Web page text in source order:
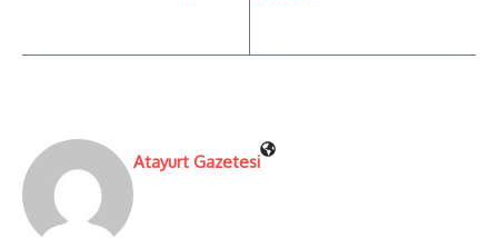
Atayurt Gazetesi